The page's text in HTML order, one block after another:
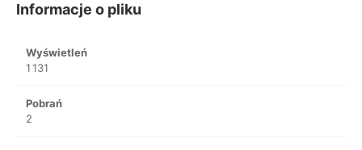
Informacje o pliku
Wyświetleń
1 131
Pobrań
2